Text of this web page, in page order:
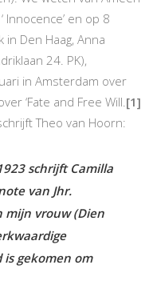
Innocence’ en op 8
in Den Haag, Anna
24. PK),
in Amsterdam over
‘Fate and Free Will. [1]
Theo van Hoorn:
schrijft Camilla
van Jhr.
mijn vrouw (Dien
is gekomen om